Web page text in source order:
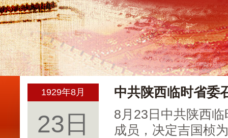
1929年8月
23日
中共陕西临时省委
8月23日中共陕西
成员，决定吉国桢